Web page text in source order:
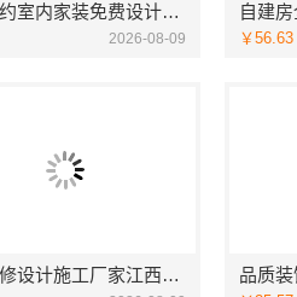
现代简约室内家装免费设计，福建尚艺空间新材料科技价格参考
2026-08-09 ￥56.63
室内装修设计施工厂家江西圣匠新型环保材料有限公司